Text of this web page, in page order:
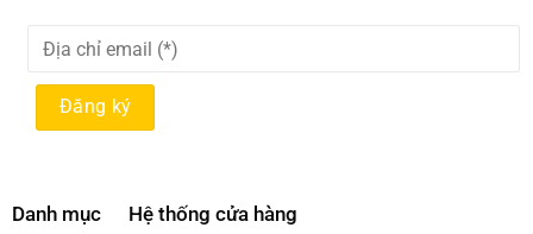
Danh mục
Hệ thống cửa hàng